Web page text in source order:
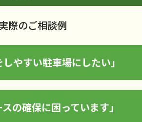
際のご相談例
やすい駐車場にしたい」
の確保に困っています」